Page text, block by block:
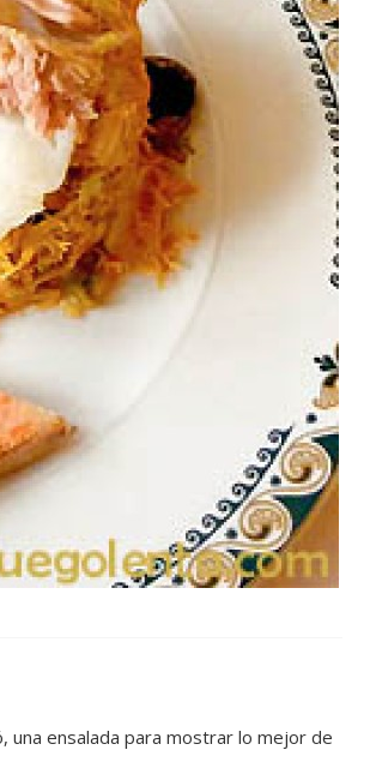
una ensalada para mostrar lo mejor de